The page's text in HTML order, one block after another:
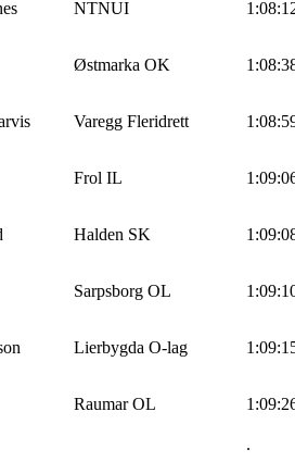
NTNUI
Østmarka OK
Varegg Fleridrett
Frol IL
Halden SK
Sarpsborg OL
Lierbygda O-lag
Raumar OL
.